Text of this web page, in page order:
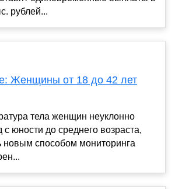
рублей...
Женщины от 18 до 42 лет
тела женщин неуклонно
с юности до среднего возраста,
новым способом мониторинга